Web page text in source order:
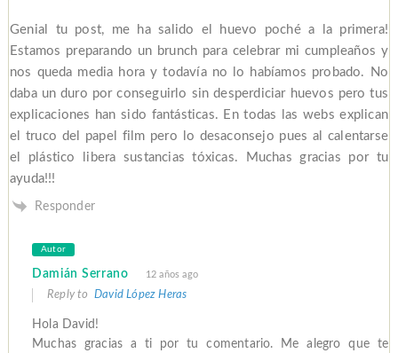
Genial tu post, me ha salido el huevo poché a la primera!
Estamos preparando un brunch para celebrar mi cumpleaños y
nos queda media hora y todavía no lo habíamos probado. No
daba un duro por conseguirlo sin desperdiciar huevos pero tus
explicaciones han sido fantásticas. En todas las webs explican
el truco del papel film pero lo desaconsejo pues al calentarse
el plástico libera sustancias tóxicas. Muchas gracias por tu
ayuda!!!
Responder
Autor
Damián Serrano 12 años ago
Reply to David López Heras
Hola David!
Muchas gracias a ti por tu comentario. Me alegro que te